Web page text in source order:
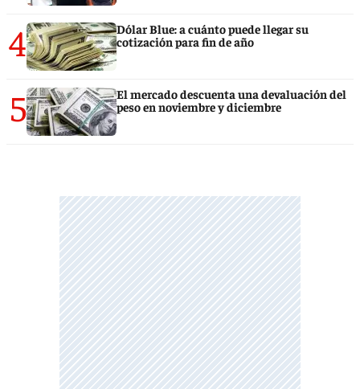
4
Dólar Blue: a cuánto puede llegar su
cotización para fin de año
5
El mercado descuenta una devaluación del
peso en noviembre y diciembre